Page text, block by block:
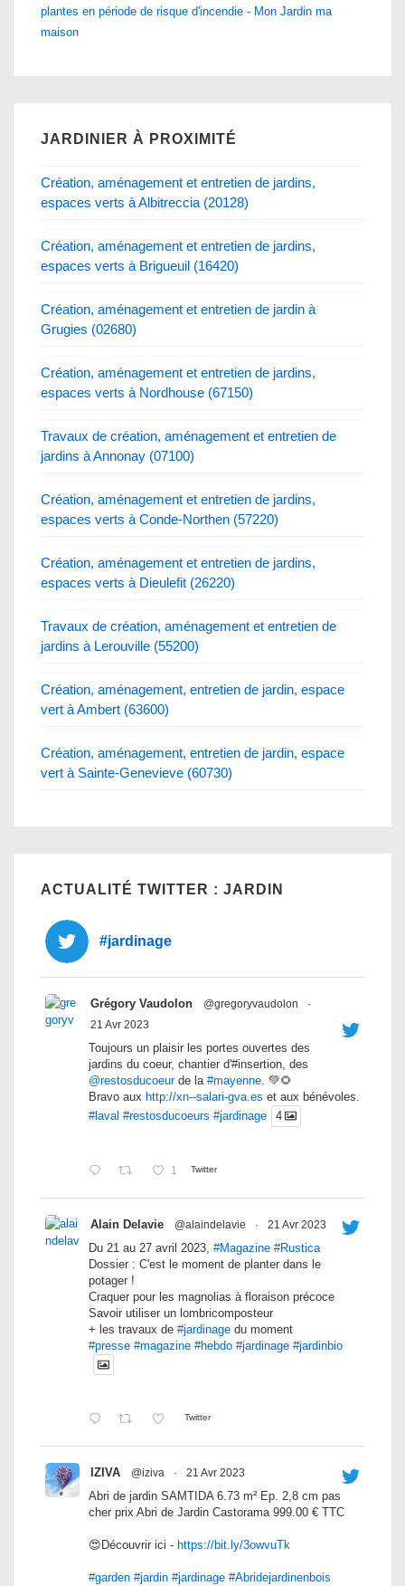
plantes en période de risque d'incendie - Mon Jardin ma
maison
JARDINIER À PROXIMITÉ
Création, aménagement et entretien de jardins,
espaces verts à Albitreccia (20128)
Création, aménagement et entretien de jardins,
espaces verts à Brigueuil (16420)
Création, aménagement et entretien de jardin à
Grugies (02680)
Création, aménagement et entretien de jardins,
espaces verts à Nordhouse (67150)
Travaux de création, aménagement et entretien de
jardins à Annonay (07100)
Création, aménagement et entretien de jardins,
espaces verts à Conde-Northen (57220)
Création, aménagement et entretien de jardins,
espaces verts à Dieulefit (26220)
Travaux de création, aménagement et entretien de
jardins à Lerouville (55200)
Création, aménagement, entretien de jardin, espace
vert à Ambert (63600)
Création, aménagement, entretien de jardin, espace
vert à Sainte-Genevieve (60730)
ACTUALITÉ TWITTER : JARDIN
#jardinage
Grégory Vaudolon @gregoryvaudolon
·
21 Avr 2023
Toujours un plaisir les portes ouvertes des
jardins du coeur, chantier d'#insertion, des
@restosducoeurde la #mayenne. 💚🌻
Bravo aux http://xn--salari-gva.es et aux bénévoles.
#laval #restosducoeurs #jardinage 4
1 Twitter
Alain Delavie @alaindelavie · 21 Avr 2023
Du 21 au 27 avril 2023, #Magazine #Rustica
Dossier : C'est le moment de planter dans le
potager !
Craquer pour les magnolias à floraison précoce
Savoir utiliser un lombricomposteur
+ les travaux de #jardinage du moment
#presse #magazine #hebdo #jardinage #jardinbio
Twitter
IZIVA @iziva · 21 Avr 2023
Abri de jardin SAMTIDA 6.73 m² Ep. 2,8 cm pas
cher prix Abri de Jardin Castorama 999.00 € TTC
😍Découvrir ici - https://bit.ly/3owvuTk
#garden #jardin #jardinage #Abridejardinenbois